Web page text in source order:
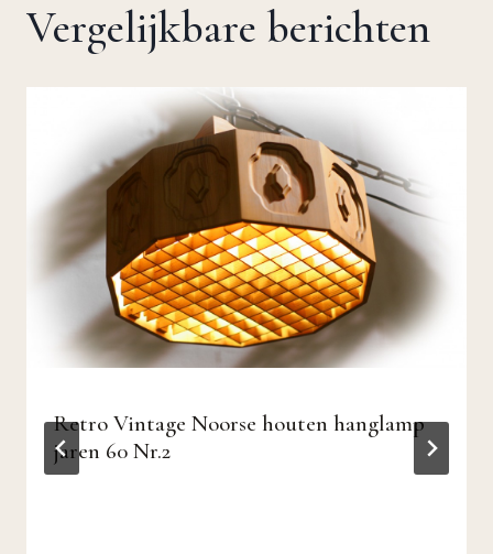
Vergelijkbare berichten
Retro Vintage Noorse houten hanglamp
jaren 60 Nr.2